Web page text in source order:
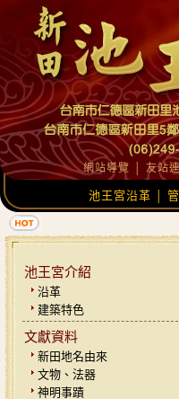
網站導覽 友站
池王宮沿革
池王宮介紹
沿革
建築特色
文獻資料
新田地名由來
文物、法器
神明事蹟